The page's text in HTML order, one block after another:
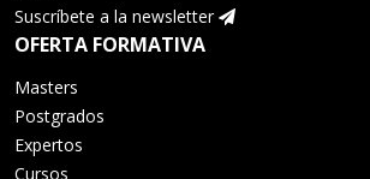
Suscríbete a la newsletter
OFERTA FORMATIVA
Masters
Postgrados
Expertos
Cursos